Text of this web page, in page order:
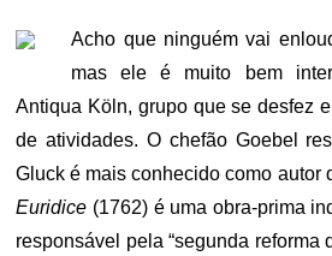
Acho que ninguém vai
mas ele é muito bem
Antiqua Köln, grupo que se desfez
de atividades. O chefão Goebel
Gluck é mais conhecido como autor
Euridice (1762) é uma obra-prima
responsável pela “segunda reforma